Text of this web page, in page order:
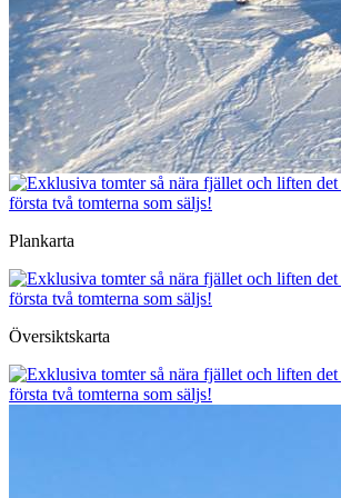
Plankarta
Översiktskarta